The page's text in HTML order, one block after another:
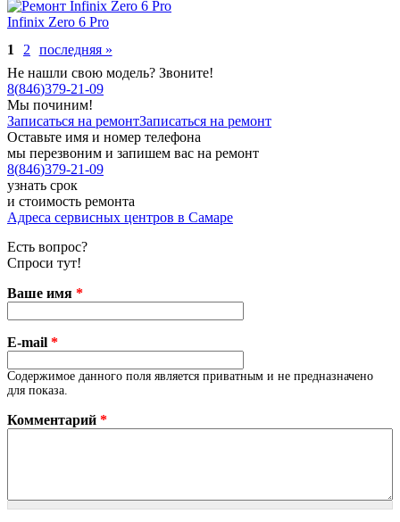
Infinix Zero 6 Pro
1
2
последняя »
Не нашли свою модель? Звоните!
8(846)379-21-09
Мы починим!
Записаться на ремонтЗаписаться на ремонт
Оставьте имя и номер телефона
мы перезвоним и запишем вас на ремонт
8(846)379-21-09
узнать срок
и стоимость ремонта
Адреса сервисных центров в Самаре
Есть вопрос?
Спроси тут!
Ваше имя *
E-mail *
Содержимое данного поля является приватным и не предназначено
для показа.
Комментарий *